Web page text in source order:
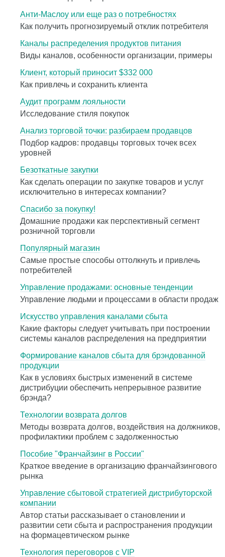
Анти-Маслоу или еще раз о потребностях
Как получить прогнозируемый отклик потребителя
Каналы распределения продуктов питания
Виды каналов, особенности организации, примеры
Клиент, который приносит $332 000
Как привлечь и сохранить клиента
Аудит программ лояльности
Исследование стиля покупок
Анализ торговой точки: разбираем продавцов
Подбор кадров: продавцы торговых точек всех
уровней
Безоткатные закупки
Как сделать операции по закупке товаров и услуг
исключительно в интересах компании?
Спасибо за покупку!
Домашние продажи как перспективный сегмент
розничной торговли
Популярный магазин
Самые простые способы оттолкнуть и привлечь
потребителей
Управление продажами: основные тенденции
Управление людьми и процессами в области продаж
Искусство управления каналами сбыта
Какие факторы следует учитывать при построении
системы каналов распределения на предприятии
Формирование каналов сбыта для брэндованной
продукции
Как в условиях быстрых изменений в системе
дистрибуции обеспечить непрерывное развитие
брэнда?
Технологии возврата долгов
Методы возврата долгов, воздействия на должников,
профилактики проблем с задолженностью
Пособие "Франчайзинг в России"
Краткое введение в организацию франчайзингового
рынка
Управление сбытовой стратегией дистрибуторской
компании
Автор статьи рассказывает о становлении и
развитии сети сбыта и распространения продукции
на формацевтическом рынке
Технология переговоров с VIP